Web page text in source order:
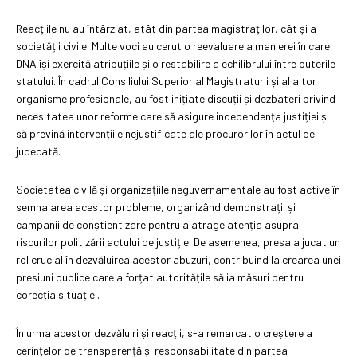
Reacțiile nu au întârziat, atât din partea magistraților, cât și a
societății civile. Multe voci au cerut o reevaluare a manierei în care
DNA își exercită atribuțiile și o restabilire a echilibrului între puterile
statului. În cadrul Consiliului Superior al Magistraturii și al altor
organisme profesionale, au fost inițiate discuții și dezbateri privind
necesitatea unor reforme care să asigure independența justiției și
să prevină intervențiile nejustificate ale procurorilor în actul de
judecată.
Societatea civilă și organizațiile neguvernamentale au fost active în
semnalarea acestor probleme, organizând demonstrații și
campanii de conștientizare pentru a atrage atenția asupra
riscurilor politizării actului de justiție. De asemenea, presa a jucat un
rol crucial în dezvăluirea acestor abuzuri, contribuind la crearea unei
presiuni publice care a forțat autoritățile să ia măsuri pentru
corecția situației.
În urma acestor dezvăluiri și reacții, s-a remarcat o creștere a
cerințelor de transparență și responsabilitate din partea